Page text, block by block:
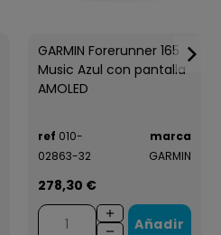
GARMIN Forerunner 165
Music Azul con pantalla
AMOLED
ref 010-
02863-32
marca
GARMIN
278,30 €
Añadir